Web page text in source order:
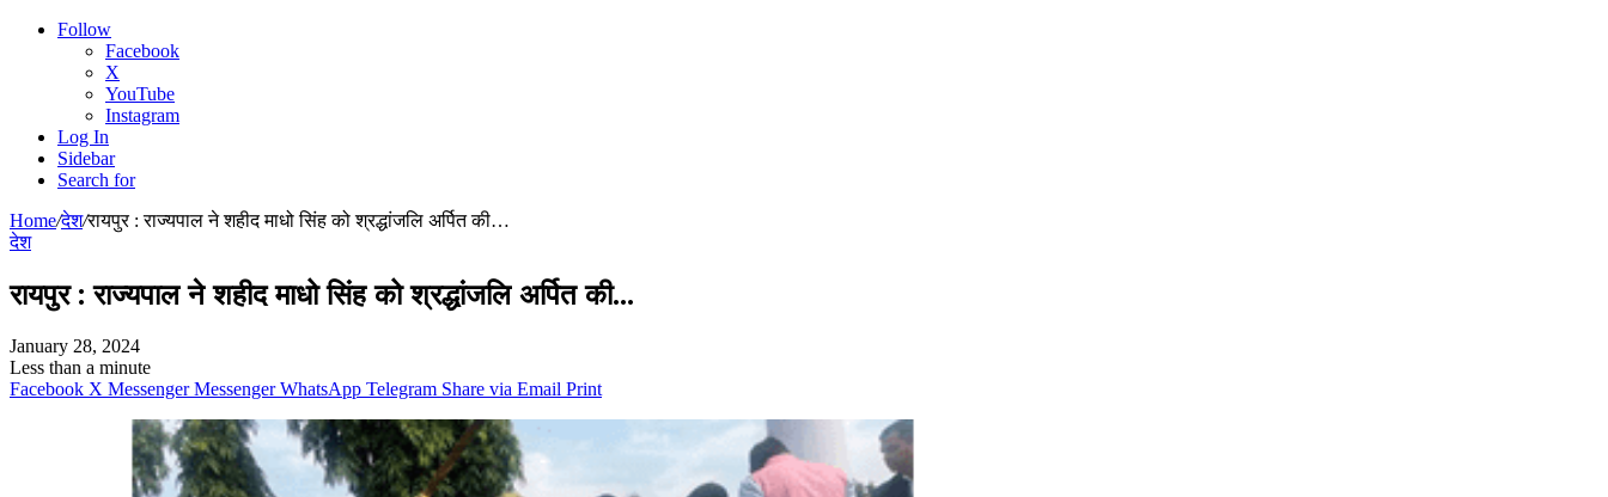
Follow
Facebook
X
YouTube
Instagram
Log In
Sidebar
Search for
Home/देश/रायपुर : राज्यपाल ने शहीद माधो सिंह को श्रद्धांजलि अर्पित की…
देश
रायपुर : राज्यपाल ने शहीद माधो सिंह को श्रद्धांजलि अर्पित की…
January 28, 2024
Less than a minute
Facebook X Messenger Messenger WhatsApp Telegram Share via Email Print